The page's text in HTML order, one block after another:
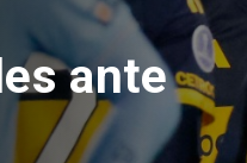
da
drogas